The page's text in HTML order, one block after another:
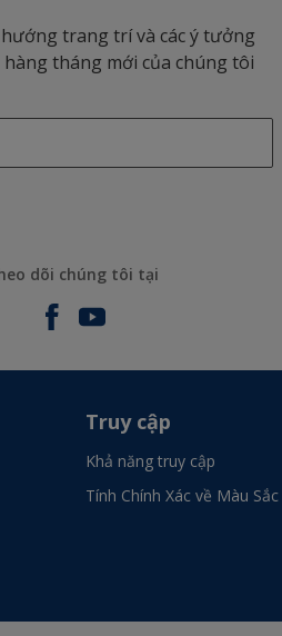
trang trí và các ý tưởng
tháng mới của chúng tôi
dõi chúng tôi tại
Truy cập
Khả năng truy cập
Tính Chính Xác về Màu Sắc